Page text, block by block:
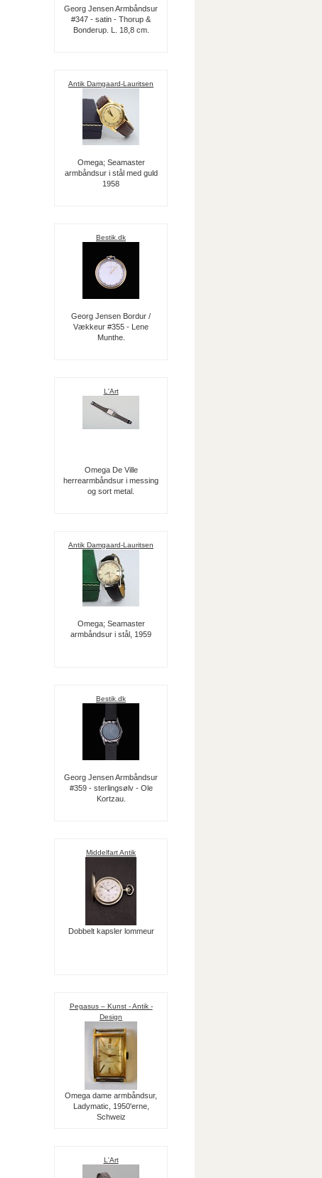
Georg Jensen Armbåndsur
#347 - satin - Thorup &
Bonderup. L. 18,8 cm.
Antik Damgaard-Lauritsen
Omega; Seamaster
armbåndsur i stål med guld
1958
Bestik.dk
Georg Jensen Bordur /
Vækkeur #355 - Lene
Munthe.
L'Art
Omega De Ville
herrearmbåndsur i messing
og sort metal.
Antik Damgaard-Lauritsen
Omega; Seamaster
armbåndsur i stål, 1959
Bestik.dk
Georg Jensen Armbåndsur
#359 - sterlingsølv - Ole
Kortzau.
Middelfart Antik
Dobbelt kapsler lommeur
Pegasus – Kunst - Antik -
Design
Omega dame armbåndsur,
Ladymatic, 1950'erne,
Schweiz
L'Art